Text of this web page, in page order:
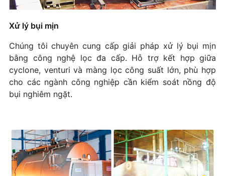
Xử lý bụi mịn
Chúng tôi chuyên cung cấp giải pháp xử lý bụi mịn
bằng công nghệ lọc đa cấp. Hỗ trợ kết hợp giữa
cyclone, venturi và màng lọc công suất lớn, phù hợp
cho các ngành công nghiệp cần kiểm soát nồng độ
bụi nghiêm ngặt.